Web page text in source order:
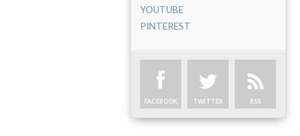
YOUTUBE
PINTEREST
FACEBOOK TWITTER RSS